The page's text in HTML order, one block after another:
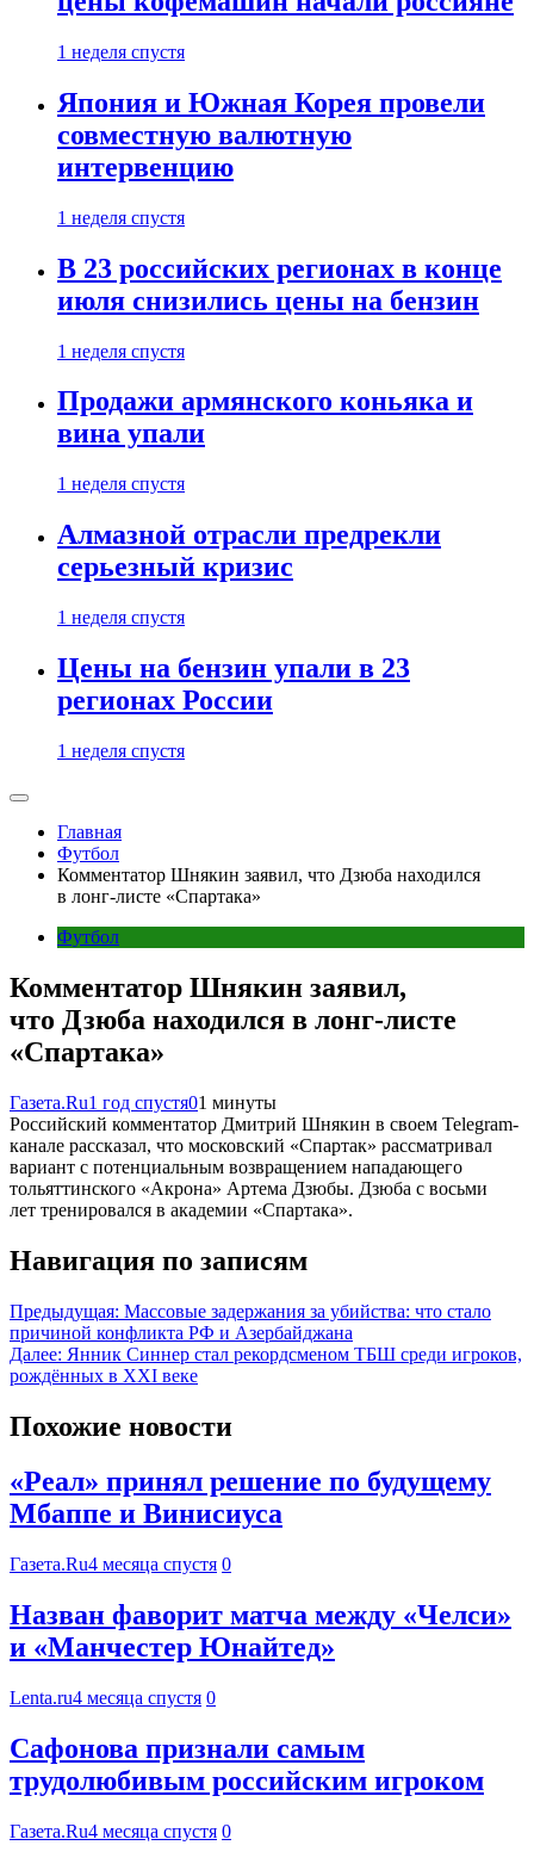
1 неделя спустя
Япония и Южная Корея провели
совместную валютную
интервенцию
1 неделя спустя
В 23 российских регионах в конце
июля снизились цены на бензин
1 неделя спустя
Продажи армянского коньяка и
вина упали
1 неделя спустя
Алмазной отрасли предрекли
серьезный кризис
1 неделя спустя
Цены на бензин упали в 23
регионах России
1 неделя спустя
Главная
Футбол
Комментатор Шнякин заявил, что Дзюба находился
в лонг-листе «Спартака»
Футбол
Комментатор Шнякин заявил,
что Дзюба находился в лонг-листе
«Спартака»
Газета.Ru1 год спустя01 минуты
Российский комментатор Дмитрий Шнякин в своем Telegram-
канале рассказал, что московский «Спартак» рассматривал
вариант с потенциальным возвращением нападающего
тольяттинского «Акрона» Артема Дзюбы. Дзюба с восьми
лет тренировался в академии «Спартака».
Навигация по записям
Предыдущая: Массовые задержания за убийства: что стало
причиной конфликта РФ и Азербайджана
Далее: Янник Синнер стал рекордсменом ТБШ среди игроков,
рождённых в XXI веке
Похожие новости
«Реал» принял решение по будущему
Мбаппе и Винисиуса
Газета.Ru4 месяца спустя 0
Назван фаворит матча между «Челси»
и «Манчестер Юнайтед»
Lenta.ru4 месяца спустя 0
Сафонова признали самым
трудолюбивым российским игроком
Газета.Ru4 месяца спустя 0